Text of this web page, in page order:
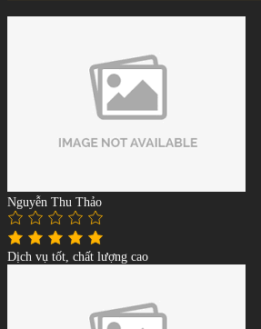
Nguyễn Thu Thảo
Dịch vụ tốt, chất lượng cao